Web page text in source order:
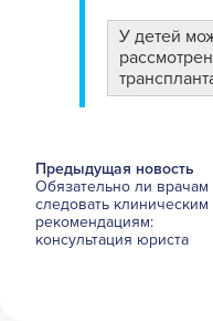
У детей
Предыдущая новость
Обязательно ли врачам
следовать клиническим
рекомендациям:
консультация юриста